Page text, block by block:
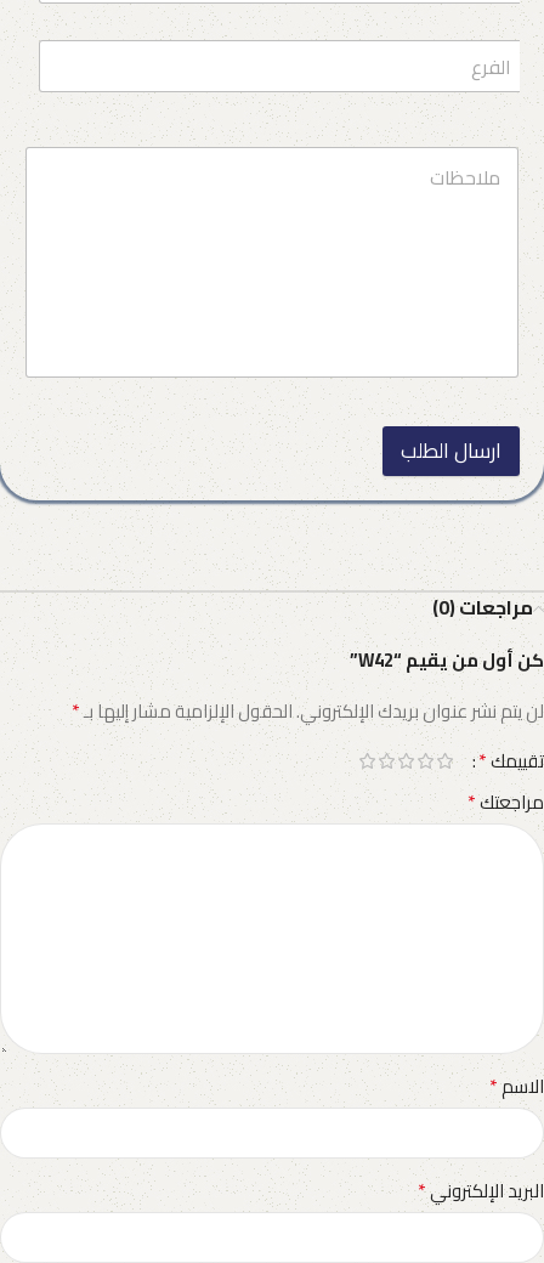
ارسال الطلب
مراجعات (0)
كن أول من يقيم “W42”
لن يتم نشر عنوان بريدك الإلكتروني.الحقول الإلزامية مشار إليها بـ*
تقييمك*
مراجعتك*
الاسم*
البريد الإلكتروني*